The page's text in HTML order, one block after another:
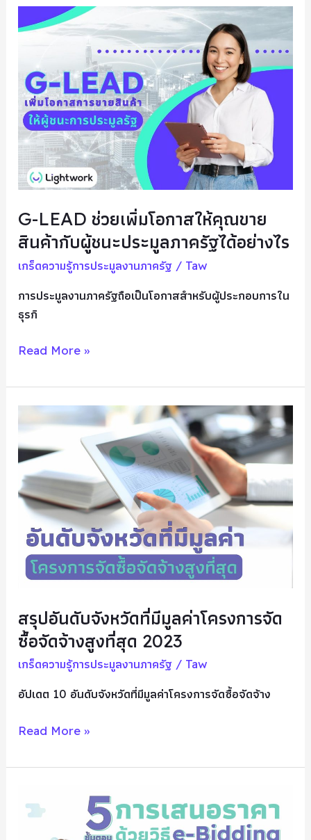
G-LEAD ช่วยเพิ่มโอกาสให้คุณขาย
สินค้ากับผู้ชนะประมูลภาครัฐได้อย่างไร
เกร็ดความรู้การประมูลงานภาครัฐ / Taw
การประมูลงานภาครัฐถือเป็นโอกาสสำหรับผู้ประกอบการใน
ธุรกิ
LEAD
เพิ่ม
โอกาส
ให้
คุณ
ขาย
สินค้า
กับ
ชนะ
ประมูล
ภาค
ได้
อย่างไร
Read More »
สรุปอันดับจังหวัดที่มีมูลค่าโครงการจัด
ซื้อจัดจ้างสูงที่สุด 2023
เกร็ดความรู้การประมูลงานภาครัฐ / Taw
อัปเดต 10 อันดับจังหวัดที่มีมูลค่าโครงการจัดซื้อจัดจ้าง
อันดับ
จังหวัด
มี
มูลค่า
โครงการ
จัด
ซื้อ
จัด
สูง
ที่สุด
2023
Read More »
ขั้น